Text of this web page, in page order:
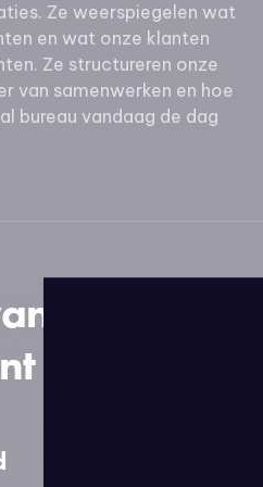
Ze weerspiegelen wat
en wat onze klanten
Ze structureren onze
van samenwerken en hoe
bureau vandaag de dag
Ons